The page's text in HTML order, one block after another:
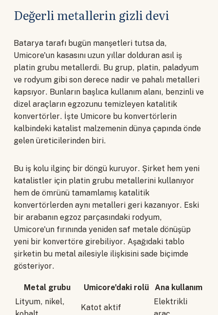
Değerli metallerin gizli devi
Batarya tarafı bugün manşetleri tutsa da,
Umicore'un kasasını uzun yıllar dolduran asıl iş
platin grubu metallerdi. Bu grup, platin, paladyum
ve rodyum gibi son derece nadir ve pahalı metalleri
kapsıyor. Bunların başlıca kullanım alanı, benzinli ve
dizel araçların egzozunu temizleyen katalitik
konvertörler. İşte Umicore bu konvertörlerin
kalbindeki katalist malzemenin dünya çapında önde
gelen üreticilerinden biri.
Bu iş kolu ilginç bir döngü kuruyor. Şirket hem yeni
katalistler için platin grubu metallerini kullanıyor
hem de ömrünü tamamlamış katalitik
konvertörlerden aynı metalleri geri kazanıyor. Eski
bir arabanın egzoz parçasındaki rodyum,
Umicore'un fırınında yeniden saf metale dönüşüp
yeni bir konvertöre girebiliyor. Aşağıdaki tablo
şirketin bu metal ailesiyle ilişkisini sade biçimde
gösteriyor.
Metal grubu Umicore'daki rolü
Ana kullanım
Lityum, nikel,
Katot aktif
Elektrikli